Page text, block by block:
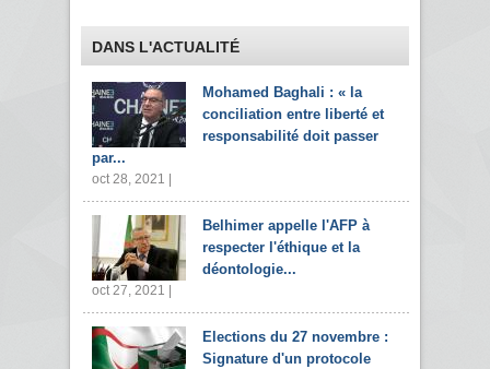
DANS L'ACTUALITÉ
Mohamed Baghali : « la
conciliation entre liberté et
responsabilité doit passer
par...
oct 28, 2021 |
Belhimer appelle l'AFP à
respecter l'éthique et la
déontologie...
oct 27, 2021 |
Elections du 27 novembre :
Signature d'un protocole